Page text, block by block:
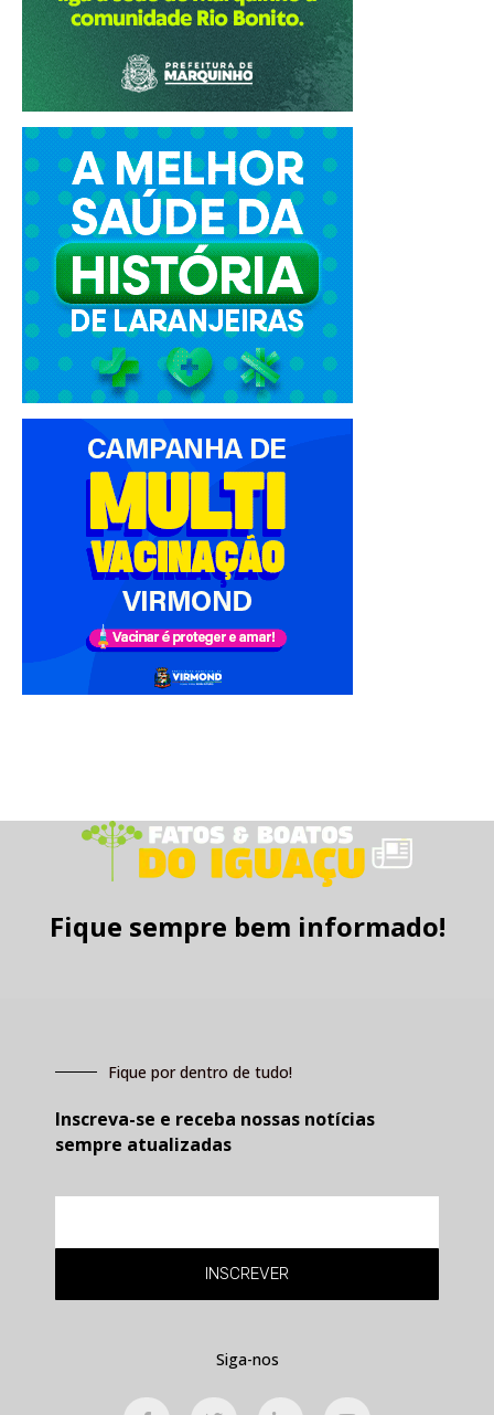
Fique sempre bem informado!
Fique por dentro de tudo!
Inscreva-se e receba nossas notícias
sempre atualizadas
INSCREVER
Siga-nos
F
T
L
Y